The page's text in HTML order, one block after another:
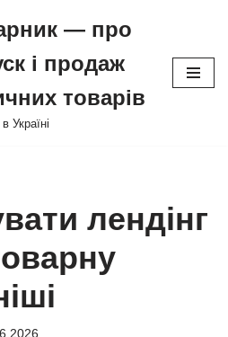
— про
і продаж
товарів
в Україні
лендінг